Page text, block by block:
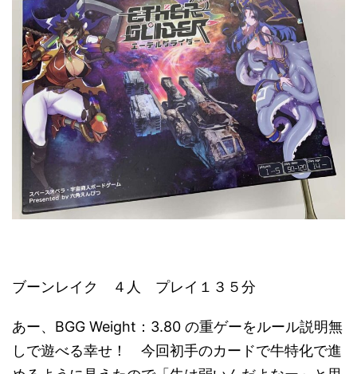
ブーンレイク ４人 プレイ１３５分
あー、BGG Weight：3.80 の重ゲーをルール説明無
しで遊べる幸せ！ 今回初手のカードで牛特化で進